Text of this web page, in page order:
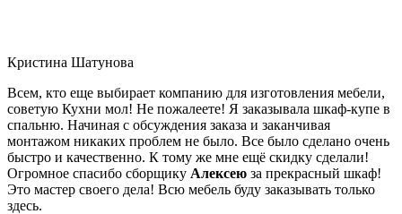
Кристина Шатунова
Всем, кто еще выбирает компанию для изготовления мебели,
советую Кухни мол! Не пожалеете! Я заказывала шкаф-купе в
спальню. Начиная с обсуждения заказа и заканчивая
монтажом никаких проблем не было. Все было сделано очень
быстро и качественно. К тому же мне ещё скидку сделали!
Огромное спасибо сборщику Алексею за прекрасный шкаф!
Это мастер своего дела! Всю мебель буду заказывать только
здесь.